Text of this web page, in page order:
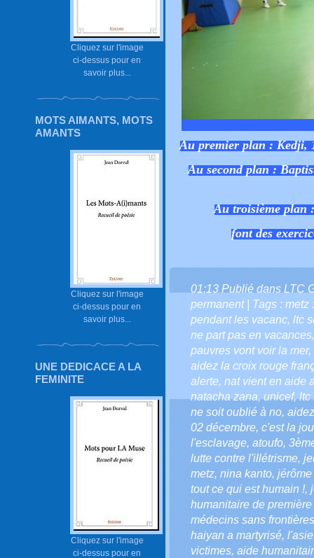
Cliquez sur l'image
ci-dessus pour en
savoir plus...
MOTS AIMANTS, MOTS
AMANTS
Cliquez sur l'image
ci-dessus pour en
savoir plus...
UNE DEDICACE A LA
FEMINITE
Cliquez sur l'image
ci-dessus pour en
Au premier plan : Kedji,
Au second plan :
Au troisième plan
font des
01:13 Publié dans LTC
permanent| Tags : metz
pendant les vacanc, ltc
ne part pas en vacances
pauvres vont voir la mer,
aidez la croix rouge
alerte, nat vient en aide
natacha zana,unicef,ltc
ne soit oublié à no,
02 décembre, c'est la
l'esclavage, atoufo,
lutte contre l'illétrisme,
metz, nina kanto,
tout ce qui est humain !,
humanitaire de
médecins sans frontières
haiyan a martyrisé,
victimes, aide